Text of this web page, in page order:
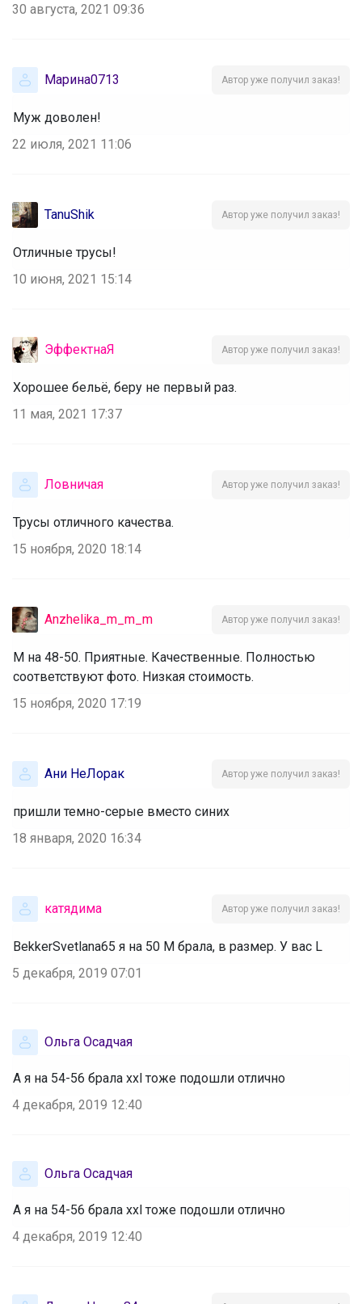
30 августа, 2021 09:36
Марина0713 Автор уже получил заказ!
Муж доволен!
22 июля, 2021 11:06
TanuShik Автор уже получил заказ!
Отличные трусы!
10 июня, 2021 15:14
ЭффектнаЯ Автор уже получил заказ!
Хорошее бельё, беру не первый раз.
11 мая, 2021 17:37
Ловничая Автор уже получил заказ!
Трусы отличного качества.
15 ноября, 2020 18:14
Anzhelika_m_m_m Автор уже получил заказ!
М на 48-50. Приятные. Качественные. Полностью
соответствуют фото. Низкая стоимость.
15 ноября, 2020 17:19
Ани НеЛорак Автор уже получил заказ!
пришли темно-серые вместо синих
18 января, 2020 16:34
катядима Автор уже получил заказ!
BekkerSvetlana65 я на 50 М брала, в размер. У вас L
5 декабря, 2019 07:01
Ольга Осадчая
А я на 54-56 брала xxl тоже подошли отлично
4 декабря, 2019 12:40
Ольга Осадчая
А я на 54-56 брала xxl тоже подошли отлично
4 декабря, 2019 12:40